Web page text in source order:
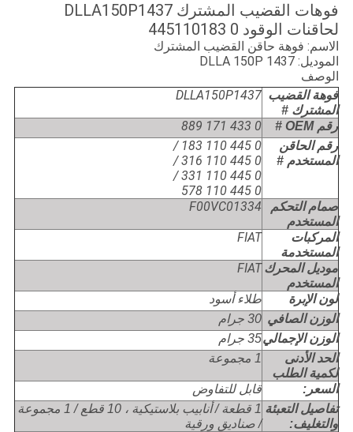
فوهات القضيب المشترك DLLA150P1437
لحاقنات الوقود 0 445110183
الاسم: فوهة حاقن القضيب المشترك
الموديل: DLLA 150P 1437
الوصف
فوهة القضيب
المشترك #
DLLA150P1437
رقم OEM # 0 433 171 889
رقم الحاقن
المستخدم #
0 445 110 183 /
0 445 110 316 /
0 445 110 331 /
0 445 110 578
صمام التحكم
المستخدم
F00VC01334
المركبات
المستخدمة
FIAT
موديل المحرك
المستخدم
FIAT
لون الإبرة
طلاء أسود
الوزن الصافي 30 جرام
الوزن الإجمالي35 جرام
الحد الأدنى
لكمية الطلب
1 مجموعة
السعر:
قابل للتفاوض
تفاصيل التعبئة
والتغليف:
1 قطعة / أنابيب بلاستيكية ، 10 قطع / 1 مجموعة
/ صناديق ورقية